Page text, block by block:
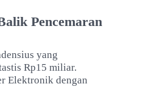
Pencemaran
yang
Rp15 miliar.
Elektronik dengan